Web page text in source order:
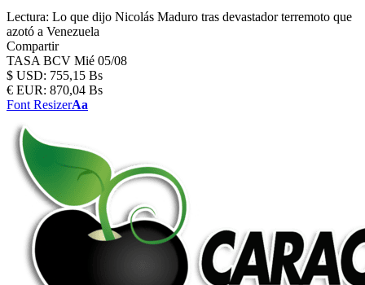
Lectura: Lo que dijo Nicolás Maduro tras devastador terremoto que
azotó a Venezuela
Compartir
TASA BCV Mié 05/08
$ USD: 755,15 Bs
€ EUR: 870,04 Bs
Font ResizerAa